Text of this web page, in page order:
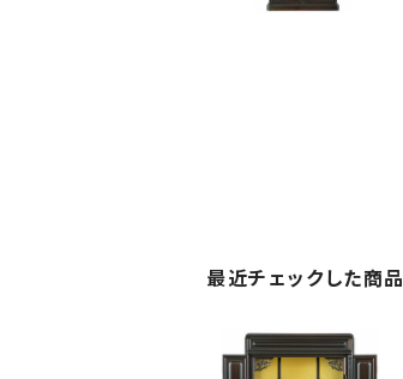
最近チェックした商品